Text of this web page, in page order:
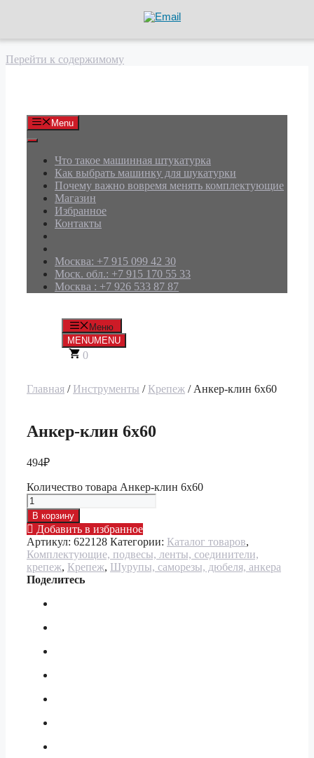
Перейти к содержимому
Menu
Что такое машинная штукатурка
Как выбрать машинку для шукатурки
Почему важно вовремя менять комплектующие
Магазин
Избранное
Контакты
Москва: +7 915 099 42 30
Моск. обл.: +7 915 170 55 33
Москва : +7 926 533 87 87
Меню
MENUMENU
0
Главная / Инструменты / Крепеж / Анкер-клин 6х60
Анкер-клин 6х60
494₽
Количество товара Анкер-клин 6х60
В корзину
Добавить в избранное
Артикул: 622128 Категории: Каталог товаров,
Комплектующие, подвесы, ленты, соединители,
крепеж, Крепеж, Шурупы, саморезы, дюбеля, анкера
Поделитесь